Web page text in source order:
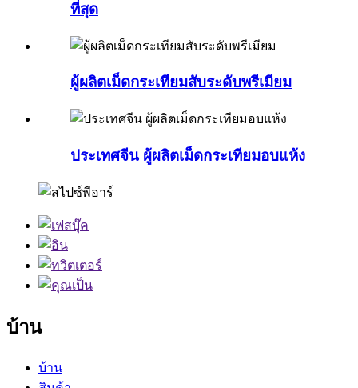
ที่สุด
ผู้ผลิตเม็ดกระเทียมสับระดับพรีเมียม
ประเทศจีน ผู้ผลิตเม็ดกระเทียมอบแห้ง
บ้าน
บ้าน